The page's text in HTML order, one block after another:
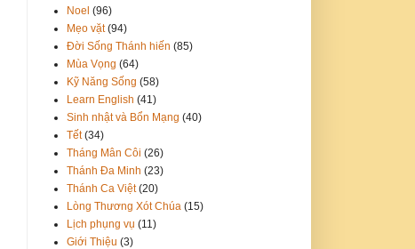
Noel (96)
Mẹo vặt (94)
Đời Sống Thánh hiến (85)
Mùa Vọng (64)
Kỹ Năng Sống (58)
Learn English (41)
Sinh nhật và Bổn Mạng (40)
Tết (34)
Tháng Mân Côi (26)
Thánh Đa Minh (23)
Thánh Ca Việt (20)
Lòng Thương Xót Chúa (15)
Lịch phụng vụ (11)
Giới Thiệu (3)